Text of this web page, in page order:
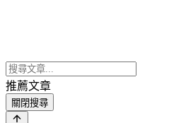
推薦文章
關閉搜尋